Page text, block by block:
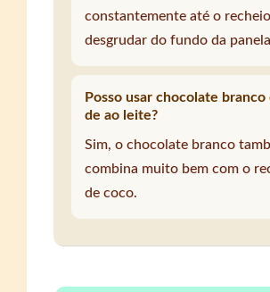
constantemente até o recheio
desgrudar do fundo da
Posso usar chocolate branco
de ao leite?
Sim, o chocolate branco
combina muito bem com o
de coco.